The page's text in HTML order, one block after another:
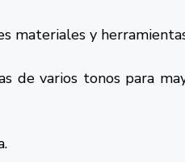
materiales y
de varios tonos para